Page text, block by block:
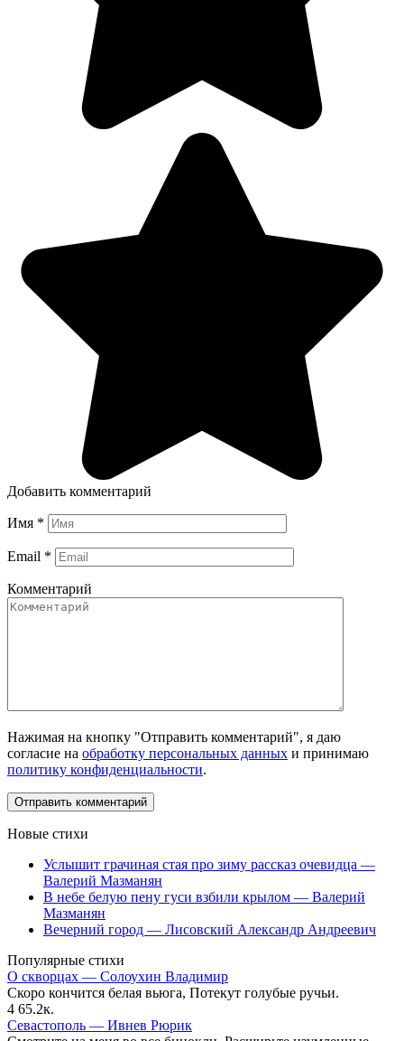
Добавить комментарий
Имя *
Email *
Комментарий
Нажимая на кнопку "Отправить комментарий", я даю
согласие на обработку персональных данных и принимаю
политику конфиденциальности.
Новые стихи
Услышит грачиная стая про зиму рассказ очевидца —
Валерий Мазманян
В небе белую пену гуси взбили крылом — Валерий
Мазманян
Вечерний город — Лисовский Александр Андреевич
Популярные стихи
О скворцах — Солоухин Владимир
Скоро кончится белая вьюга, Потекут голубые ручьи.
4 65.2к.
Севастополь — Ивнев Рюрик